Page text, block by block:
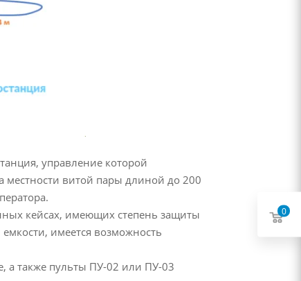
управление которой
местности витой пары длиной до 200
кейсах, имеющих степень защиты
имеется возможность
а также пульты ПУ-02 или ПУ-03
0